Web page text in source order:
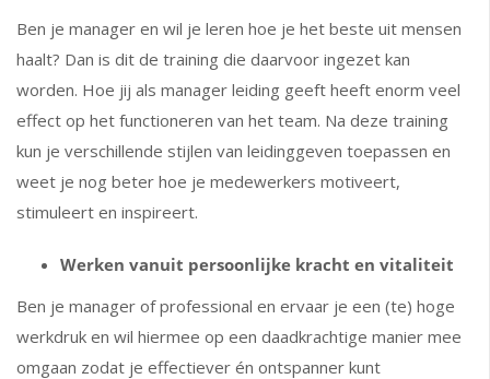
Ben je manager en wil je leren hoe je het beste uit mensen
haalt? Dan is dit de training die daarvoor ingezet kan
worden. Hoe jij als manager leiding geeft heeft enorm veel
effect op het functioneren van het team. Na deze training
kun je verschillende stijlen van leidinggeven toepassen en
weet je nog beter hoe je medewerkers motiveert,
stimuleert en inspireert.
Werken vanuit persoonlijke kracht en vitaliteit
Ben je manager of professional en ervaar je een (te) hoge
werkdruk en wil hiermee op een daadkrachtige manier mee
omgaan zodat je effectiever én ontspanner kunt